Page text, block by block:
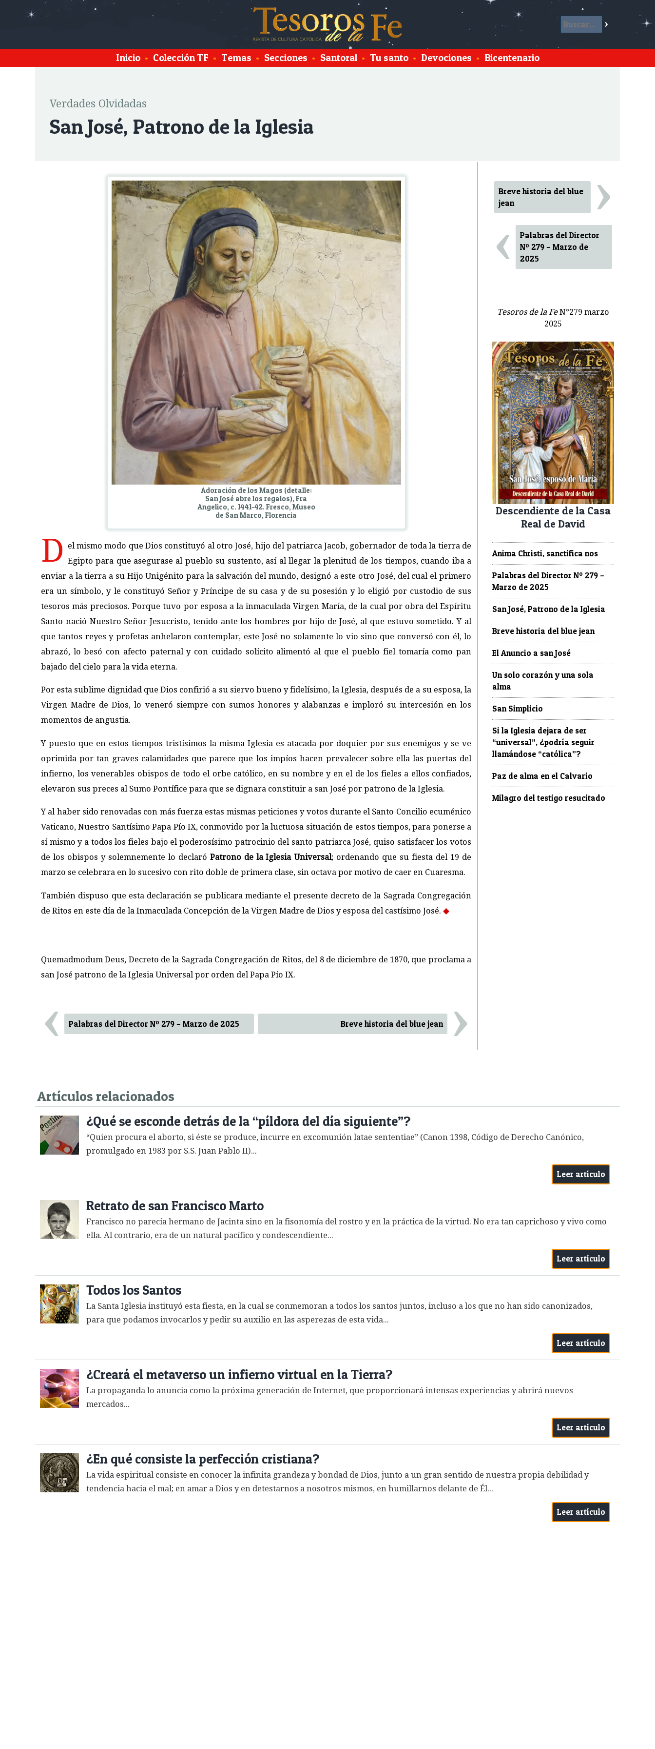
Inicio • Colección TF • Temas • Secciones • Santoral • Tu santo • Devociones • Bicentenario
Verdades Olvidadas
San José, Patrono de la Iglesia
Adoración de los Magos (detalle:
San José abre los regalos), Fra
Angelico, c. 1441-42. Fresco, Museo
de San Marco, Florencia
D
el mismo modo que Dios constituyó al otro José, hijo del patriarca Jacob, gobernador de toda la tierra de
Egipto para que asegurase al pueblo su sustento, así al llegar la plenitud de los tiempos, cuando iba a
enviar a la tierra a su Hijo Unigénito para la salvación del mundo, designó a este otro José, del cual el primero
era un símbolo, y le constituyó Señor y Príncipe de su casa y de su posesión y lo eligió por custodio de sus
tesoros más preciosos. Porque tuvo por esposa a la inmaculada Virgen María, de la cual por obra del Espíritu
Santo nació Nuestro Señor Jesucristo, tenido ante los hombres por hijo de José, al que estuvo sometido. Y al
que tantos reyes y profetas anhelaron contemplar, este José no solamente lo vio sino que conversó con él, lo
abrazó, lo besó con afecto paternal y con cuidado solícito alimentó al que el pueblo fiel tomaría como pan
bajado del cielo para la vida eterna.
Por esta sublime dignidad que Dios confirió a su siervo bueno y fidelísimo, la Iglesia, después de a su esposa, la
Virgen Madre de Dios, lo veneró siempre con sumos honores y alabanzas e imploró su intercesión en los
momentos de angustia.
Y puesto que en estos tiempos tristísimos la misma Iglesia es atacada por doquier por sus enemigos y se ve
oprimida por tan graves calamidades que parece que los impíos hacen prevalecer sobre ella las puertas del
infierno, los venerables obispos de todo el orbe católico, en su nombre y en el de los fieles a ellos confiados,
elevaron sus preces al Sumo Pontífice para que se dignara constituir a san José por patrono de la Iglesia.
Y al haber sido renovadas con más fuerza estas mismas peticiones y votos durante el Santo Concilio ecuménico
Vaticano, Nuestro Santísimo Papa Pío IX, conmovido por la luctuosa situación de estos tiempos, para ponerse a
sí mismo y a todos los fieles bajo el poderosísimo patrocinio del santo patriarca José, quiso satisfacer los votos
de los obispos y solemnemente lo declaró Patrono de la Iglesia Universal; ordenando que su fiesta del 19 de
marzo se celebrara en lo sucesivo con rito doble de primera clase, sin octava por motivo de caer en Cuaresma.
También dispuso que esta declaración se publicara mediante el presente decreto de la Sagrada Congregación
de Ritos en este día de la Inmaculada Concepción de la Virgen Madre de Dios y esposa del castísimo José.
Quemadmodum Deus, Decreto de la Sagrada Congregación de Ritos, del 8 de diciembre de 1870, que proclama a
san José patrono de la Iglesia Universal por orden del Papa Pío IX.
‹ Palabras del Director Nº 279 – Marzo de 2025 Breve historia del blue jean ›
Breve historia del blue
jean
›
‹
Palabras del Director
Nº 279 – Marzo de
2025
Tesoros de la FeN°279 marzo
2025
Descendiente de la Casa
Real de David
Anima Christi, sanctifica nos
Palabras del Director Nº 279 –
Marzo de 2025
San José, Patrono de la Iglesia
Breve historia del blue jean
El Anuncio a san José
Un solo corazón y una sola
alma
San Simplicio
Si la Iglesia dejara de ser
“universal”, ¿podría seguir
llamándose “católica”?
Paz de alma en el Calvario
Milagro del testigo resucitado
Artículos relacionados
¿Qué se esconde detrás de la “píldora del día siguiente”?
“Quien procura el aborto, si éste se produce, incurre en excomunión latae sententiae” (Canon 1398, Código de Derecho Canónico,
promulgado en 1983 por S.S. Juan Pablo II)...
Leer artículo
Retrato de san Francisco Marto
Francisco no parecía hermano de Jacinta sino en la fisonomía del rostro y en la práctica de la virtud. No era tan caprichoso y vivo como
ella. Al contrario, era de un natural pacífico y condescendiente...
Leer artículo
Todos los Santos
La Santa Iglesia instituyó esta fiesta, en la cual se conmemoran a todos los santos juntos, incluso a los que no han sido canonizados,
para que podamos invocarlos y pedir su auxilio en las asperezas de esta vida...
Leer artículo
¿Creará el metaverso un infierno virtual en la Tierra?
La propaganda lo anuncia como la próxima generación de Internet, que proporcionará intensas experiencias y abrirá nuevos
mercados...
Leer artículo
¿En qué consiste la perfección cristiana?
La vida espiritual consiste en conocer la infinita grandeza y bondad de Dios, junto a un gran sentido de nuestra propia debilidad y
tendencia hacia el mal; en amar a Dios y en detestarnos a nosotros mismos, en humillarnos delante de Él...
Leer artículo